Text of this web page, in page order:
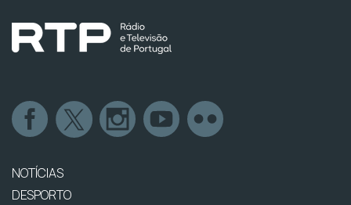
NOTÍCIAS
DESPORTO